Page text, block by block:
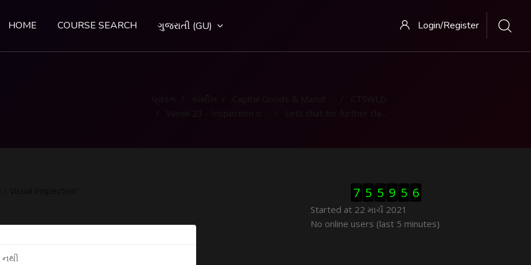
HOME COURSE SEARCH ગુજરાતી ‎(GU)‎ Login/Register
Visitor Counter છોડી દો
7 5 5 9 5 6
Started at 22 માર્ચ 2021
ઓનલાઇન યુઝર્સ છોડી દો
No online users (last 5 minutes)